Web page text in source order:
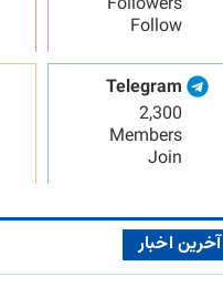
Follow
Telegram
2,300
Members
Join
آخرین اخبار